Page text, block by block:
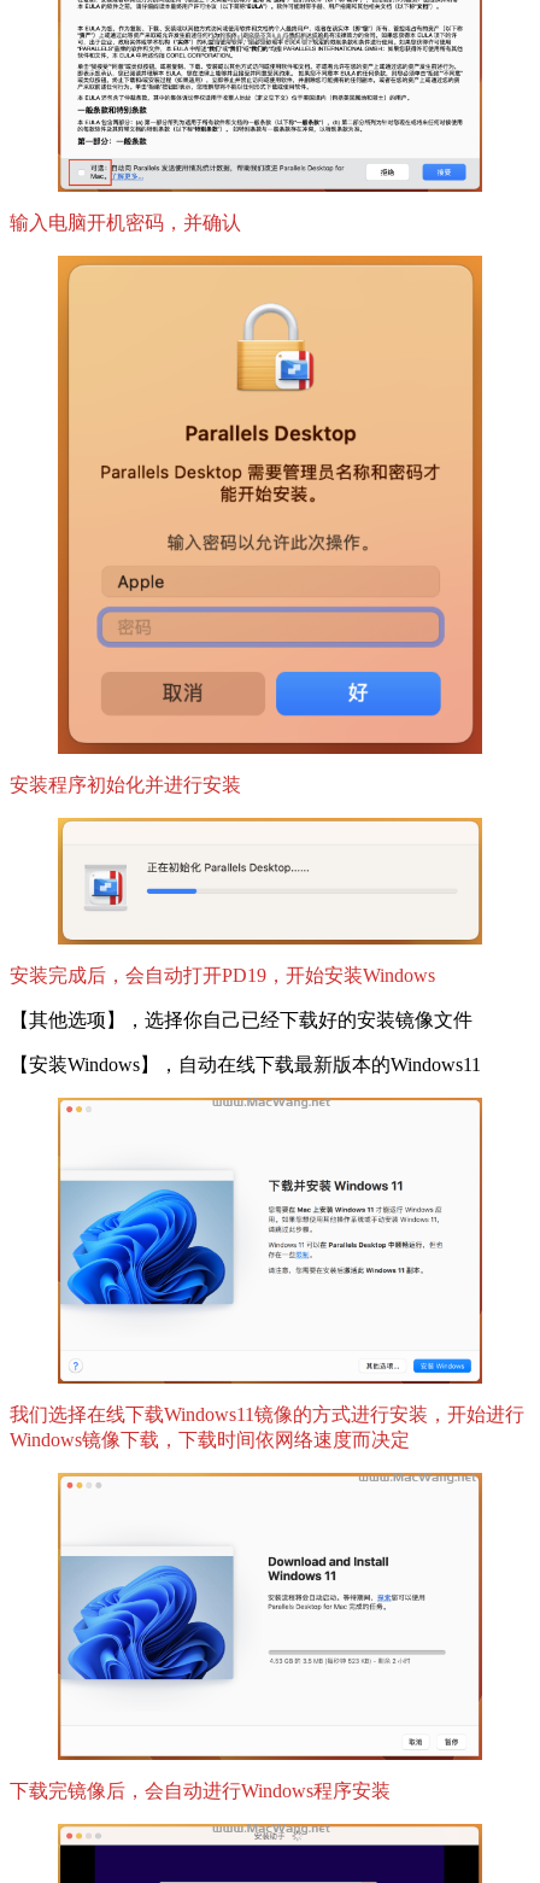
输入电脑开机密码，并确认
安装程序初始化并进行安装
安装完成后，会自动打开PD19，开始安装Windows
【其他选项】，选择你自己已经下载好的安装镜像文件
【安装Windows】，自动在线下载最新版本的Windows11
我们选择在线下载Windows11镜像的方式进行安装，开始进行
Windows镜像下载，下载时间依网络速度而决定
下载完镜像后，会自动进行Windows程序安装